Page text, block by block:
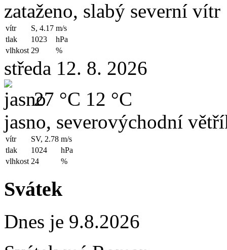
zataženo, slabý severní vítr
vítr S, 4.17 m/s
tlak
1023
hPa
vlhkost 29 %
středa 12. 8. 2026
27 °C 12 °C
jasno, severovýchodní
vítr SV, 2.78 m/s
tlak
1024
hPa
vlhkost 24 %
Svátek
Dnes je 9.8.2026